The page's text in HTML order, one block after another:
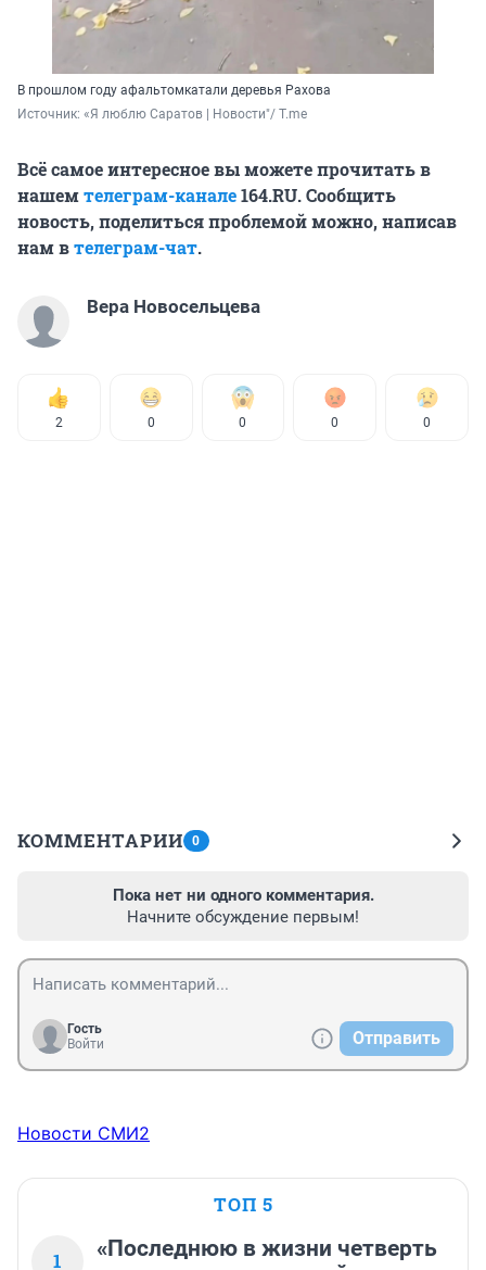
В прошлом году афальтомкатали деревья Рахова
Источник: «Я люблю Саратов | Новости"/ T.me
Всё самое интересное вы можете прочитать в
нашемтелеграм-канале164.RU. Сообщить
новость, поделиться проблемой можно, написав
нам втелеграм-чат.
Вера Новосельцева
2 0 0 0 0
КОММЕНТАРИИ 0
Пока нет ни одного комментария.
Начните обсуждение первым!
Гость
Войти
Отправить
Новости СМИ2
ТОП 5
1
«Последнюю в жизни четверть